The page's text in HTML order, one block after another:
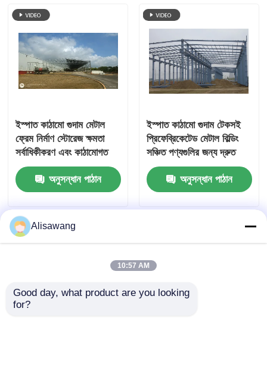
ইস্পাত কাঠামো গুদাম মেটাল
ফ্রেম নির্মাণ স্টোরেজ ক্ষমতা
সর্বাধিকীকরণ এবং কাঠামোগত
স্থিতিশীলতা নিশ্চিত করার জন্য
ডিজাইন করাঅনুসন্ধান পাঠান
ইস্পাত কাঠামো গুদাম টেকসই
প্রিফেব্রিকেটেড মেটাল বিল্ডিং
সঞ্চিত পণ্যগুলির জন্য দ্রুত
ইনস্টলেশন এবং সুরক্ষা প্রদান
করে
অনুসন্ধান পাঠান
Alisawang
10:57 AM
Good day, what product are you looking
for?